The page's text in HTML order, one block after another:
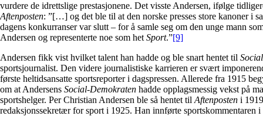
vurdere de idrettslige prestasjonene. Det visste Andersen, ifølge
Aftenposten: ”[…] og det ble til at den norske presses store kanoner i
dagens konkurranser var slutt – for å samle seg om den unge mann
Andersen og representerte noe som het Sport.”[9]
Andersen fikk vist hvilket talent han hadde og ble snart hentet til
sportsjournalist. Den videre journalistiske karrieren er svært
første heltidsansatte sportsreporter i dagspressen. Allerede fra 1915
om at Andersens Social-Demokraten hadde opplagsmessig vekst på
sportshelger. Per Christian Andersen ble så hentet til Aftenposten i
redaksjonssekretær for sport i 1925. Han innførte sportskommentaren